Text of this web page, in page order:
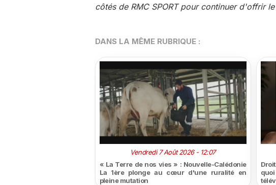
côtés de RMC SPORT pour continuer d'offrir
DANS LA MÊME RUBRIQUE :
Vendredi 7 Août 2026 - 12:07
« La Terre de nos vies » : Nouvelle-Calédonie
La 1ère plonge au cœur d'une ruralité en
pleine mutation